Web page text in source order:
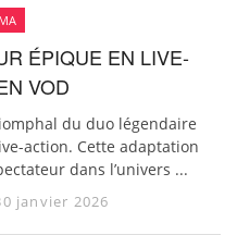
ÉPIQUE EN LIVE-
VOD
du duo légendaire
action. Cette adaptation
dans l’univers ...
janvier 2026